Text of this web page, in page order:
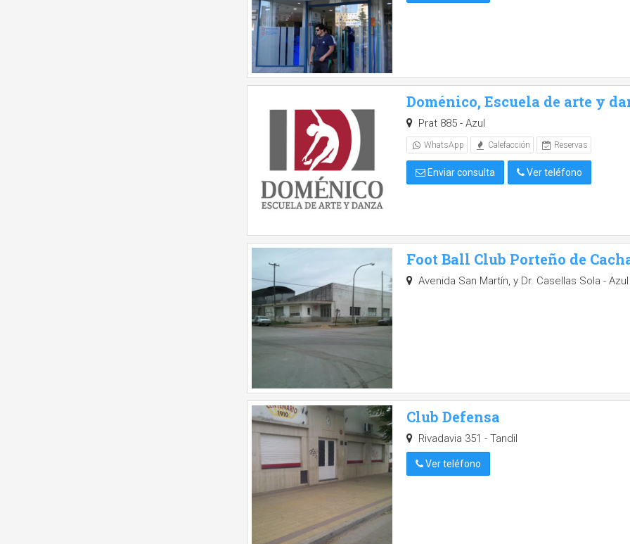
Doménico, Escuela de arte y
Prat 885 - Azul
WhatsApp Calefacción Reservas
Enviar consulta Ver teléfono
Foot Ball Club Porteño de
Avenida San Martín, y Dr. Casellas Sola - Azul
Club Defensa
Rivadavia 351 - Tandil
Ver teléfono